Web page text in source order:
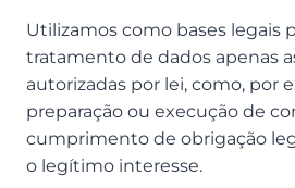
Utilizamos como bases legais
tratamento de dados apenas
autorizadas por lei, como, por
preparação ou execução de
cumprimento de obrigação
o legítimo interesse.